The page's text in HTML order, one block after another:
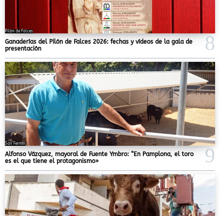
Pilón de Falces
Ganaderías del Pilón de Falces 2026: fechas y vídeos de la gala de
presentación
San Fermín
Alfonso Vázquez, mayoral de Fuente Ymbro: “En Pamplona, el toro
es el que tiene el protagonismo»